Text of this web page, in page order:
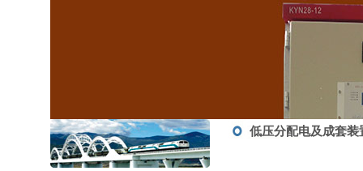
低压分配电及成套装